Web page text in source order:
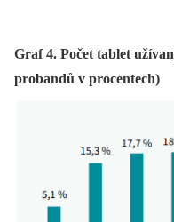
Graf 4. Počet tablet
probandů v procentech)